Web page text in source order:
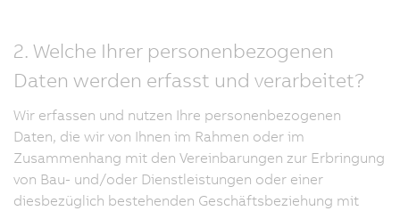
2. Welche Ihrer personenbezogenen
Daten werden erfasst und verarbeitet?
Wir erfassen und nutzen Ihre personenbezogenen
Daten, die wir von Ihnen im Rahmen oder im
Zusammenhang mit den Vereinbarungen zur Erbringung
von Bau- und/oder Dienstleistungen oder einer
diesbezüglich bestehenden Geschäftsbeziehung mit